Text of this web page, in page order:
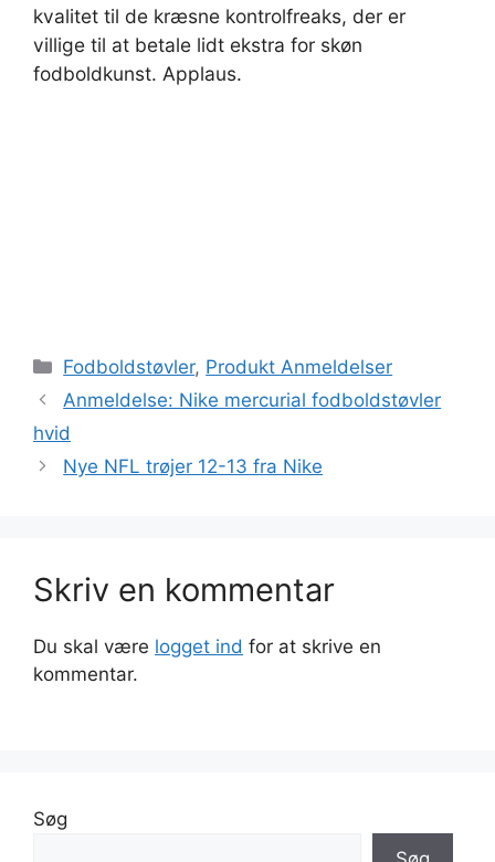
kvalitet til de kræsne kontrolfreaks, der er
villige til at betale lidt ekstra for skøn
fodboldkunst. Applaus.
Kategorier
Fodboldstøvler, Produkt Anmeldelser
Anmeldelse: Nike mercurial fodboldstøvler
hvid
Nye NFL trøjer 12-13 fra Nike
Skriv en kommentar
Du skal være logget ind for at skrive en
kommentar.
Søg